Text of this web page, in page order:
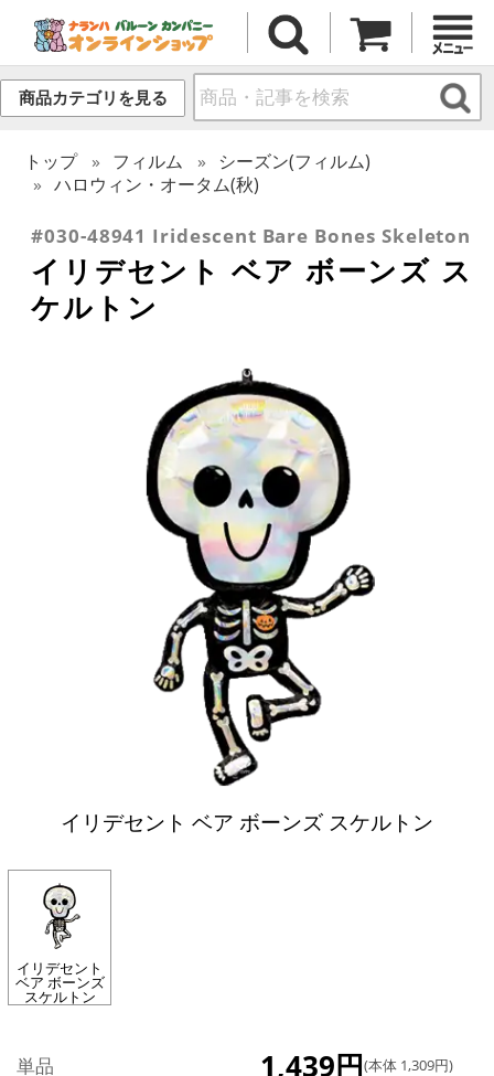
商品カテゴリを見る
トップ フィルム
シーズン(フィルム)
ハロウィン・オータム(秋)
#030-48941 Iridescent Bare Bones Skeleton
イリデセント ベア ボーンズ ス
ケルトン
イリデセント ベア ボーンズ スケルトン
イリデセント
ベア ボーンズ
スケルトン
単品 1,439円(本体 1,309円)